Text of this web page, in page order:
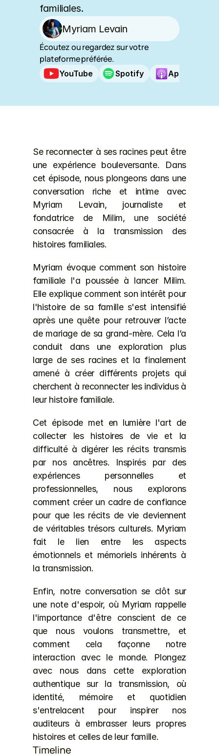
familiales.
Myriam Levain
Écoutez ou regardez sur votre
plateforme préférée.
YouTube Spotify Apple
Se reconnecter à ses racines peut être
une expérience bouleversante. Dans
cet épisode, nous plongeons dans une
conversation riche et intime avec
Myriam Levain, journaliste et
fondatrice de Milim, une société
consacrée à la transmission des
histoires familiales.
Myriam évoque comment son histoire
familiale l'a poussée à lancer Milim.
Elle explique comment son intérêt pour
l'histoire de sa famille s'est intensifié
après une quête pour retrouver l’acte
de mariage de sa grand-mère. Cela l’a
conduit dans une exploration plus
large de ses racines et la finalement
amené à créer différents projets qui
cherchent à reconnecter les individus à
leur histoire familiale.
Cet épisode met en lumière l'art de
collecter les histoires de vie et la
difficulté à digérer les récits transmis
par nos ancêtres. Inspirés par des
expériences personnelles et
professionnelles, nous explorons
comment créer un cadre de confiance
pour que les récits de vie deviennent
de véritables trésors culturels. Myriam
fait le lien entre les aspects
émotionnels et mémoriels inhérents à
la transmission.
Enfin, notre conversation se clôt sur
une note d'espoir, où Myriam rappelle
l'importance d'être conscient de ce
que nous voulons transmettre, et
comment cela façonne notre
interaction avec le monde. Plongez
avec nous dans cette exploration
authentique sur la transmission, où
identité, mémoire et quotidien
s'entrelacent pour inspirer nos
auditeurs à embrasser leurs propres
histoires et celles de leur famille.
Timeline